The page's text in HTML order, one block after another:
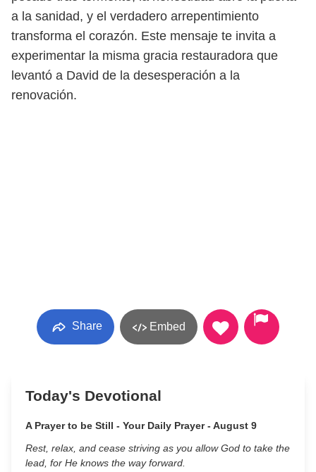
a la sanidad, y el verdadero arrepentimiento
transforma el corazón. Este mensaje te invita a
experimentar la misma gracia restauradora que
levantó a David de la desesperación a la
renovación.
Share Embed
Today's Devotional
A Prayer to be Still - Your Daily Prayer - August 9
Rest, relax, and cease striving as you allow God to take the
lead, for He knows the way forward.